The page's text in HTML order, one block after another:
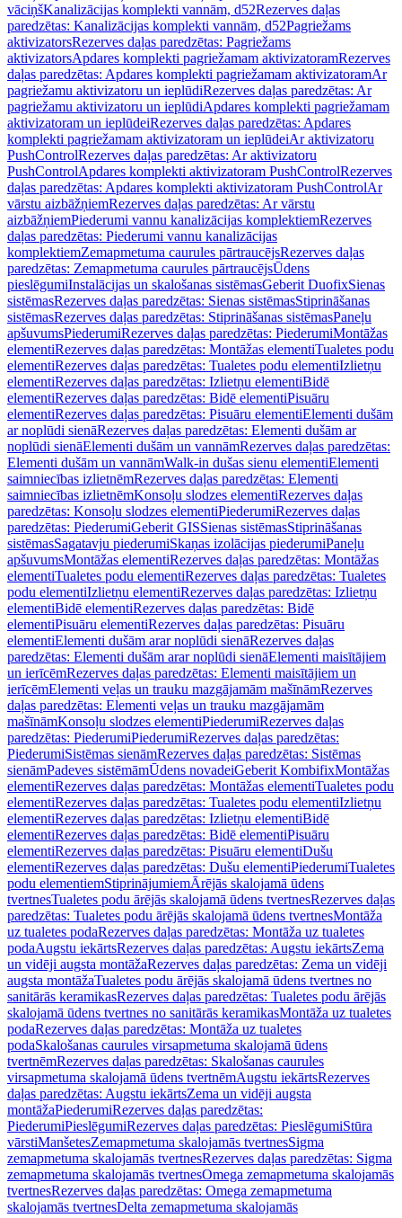
vāciņšKanalizācijas komplekti vannām, d52Rezerves daļas
paredzētas: Kanalizācijas komplekti vannām, d52Pagriežams
aktivizatorsRezerves daļas paredzētas: Pagriežams
aktivizatorsApdares komplekti pagriežamam aktivizatoramRezerves
daļas paredzētas: Apdares komplekti pagriežamam aktivizatoramAr
pagriežamu aktivizatoru un ieplūdiRezerves daļas paredzētas: Ar
pagriežamu aktivizatoru un ieplūdiApdares komplekti pagriežamam
aktivizatoram un ieplūdeiRezerves daļas paredzētas: Apdares
komplekti pagriežamam aktivizatoram un ieplūdeiAr aktivizatoru
PushControlRezerves daļas paredzētas: Ar aktivizatoru
PushControlApdares komplekti aktivizatoram PushControlRezerves
daļas paredzētas: Apdares komplekti aktivizatoram PushControlAr
vārstu aizbāžņiemRezerves daļas paredzētas: Ar vārstu
aizbāžņiemPiederumi vannu kanalizācijas komplektiemRezerves
daļas paredzētas: Piederumi vannu kanalizācijas
komplektiemZemapmetuma caurules pārtraucējsRezerves daļas
paredzētas: Zemapmetuma caurules pārtraucējsŪdens
pieslēgumiInstalācijas un skalošanas sistēmasGeberit DuofixSienas
sistēmasRezerves daļas paredzētas: Sienas sistēmasStiprināšanas
sistēmasRezerves daļas paredzētas: Stiprināšanas sistēmasPaneļu
apšuvumsPiederumiRezerves daļas paredzētas: PiederumiMontāžas
elementiRezerves daļas paredzētas: Montāžas elementiTualetes podu
elementiRezerves daļas paredzētas: Tualetes podu elementiIzlietņu
elementiRezerves daļas paredzētas: Izlietņu elementiBidē
elementiRezerves daļas paredzētas: Bidē elementiPisuāru
elementiRezerves daļas paredzētas: Pisuāru elementiElementi dušām
ar noplūdi sienāRezerves daļas paredzētas: Elementi dušām ar
noplūdi sienāElementi dušām un vannāmRezerves daļas paredzētas:
Elementi dušām un vannāmWalk-in dušas sienu elementiElementi
saimniecības izlietnēmRezerves daļas paredzētas: Elementi
saimniecības izlietnēmKonsoļu slodzes elementiRezerves daļas
paredzētas: Konsoļu slodzes elementiPiederumiRezerves daļas
paredzētas: PiederumiGeberit GISSienas sistēmasStiprināšanas
sistēmasSagatavju piederumiSkaņas izolācijas piederumiPaneļu
apšuvumsMontāžas elementiRezerves daļas paredzētas: Montāžas
elementiTualetes podu elementiRezerves daļas paredzētas: Tualetes
podu elementiIzlietņu elementiRezerves daļas paredzētas: Izlietņu
elementiBidē elementiRezerves daļas paredzētas: Bidē
elementiPisuāru elementiRezerves daļas paredzētas: Pisuāru
elementiElementi dušām arar noplūdi sienāRezerves daļas
paredzētas: Elementi dušām arar noplūdi sienāElementi maisītājiem
un ierīcēmRezerves daļas paredzētas: Elementi maisītājiem un
ierīcēmElementi veļas un trauku mazgājamām mašīnāmRezerves
daļas paredzētas: Elementi veļas un trauku mazgājamām
mašīnāmKonsoļu slodzes elementiPiederumiRezerves daļas
paredzētas: PiederumiPiederumiRezerves daļas paredzētas:
PiederumiSistēmas sienāmRezerves daļas paredzētas: Sistēmas
sienāmPadeves sistēmāmŪdens novadeiGeberit KombifixMontāžas
elementiRezerves daļas paredzētas: Montāžas elementiTualetes podu
elementiRezerves daļas paredzētas: Tualetes podu elementiIzlietņu
elementiRezerves daļas paredzētas: Izlietņu elementiBidē
elementiRezerves daļas paredzētas: Bidē elementiPisuāru
elementiRezerves daļas paredzētas: Pisuāru elementiDušu
elementiRezerves daļas paredzētas: Dušu elementiPiederumiTualetes
podu elementiemStiprinājumiemĀrējās skalojamā ūdens
tvertnesTualetes podu ārējās skalojamā ūdens tvertnesRezerves daļas
paredzētas: Tualetes podu ārējās skalojamā ūdens tvertnesMontāža
uz tualetes podaRezerves daļas paredzētas: Montāža uz tualetes
podaAugstu iekārtsRezerves daļas paredzētas: Augstu iekārtsZema
un vidēji augsta montāžaRezerves daļas paredzētas: Zema un vidēji
augsta montāžaTualetes podu ārējās skalojamā ūdens tvertnes no
sanitārās keramikasRezerves daļas paredzētas: Tualetes podu ārējās
skalojamā ūdens tvertnes no sanitārās keramikasMontāža uz tualetes
podaRezerves daļas paredzētas: Montāža uz tualetes
podaSkalošanas caurules virsapmetuma skalojamā ūdens
tvertnēmRezerves daļas paredzētas: Skalošanas caurules
virsapmetuma skalojamā ūdens tvertnēmAugstu iekārtsRezerves
daļas paredzētas: Augstu iekārtsZema un vidēji augsta
montāžaPiederumiRezerves daļas paredzētas:
PiederumiPieslēgumiRezerves daļas paredzētas: PieslēgumiStūra
vārstiManšetesZemapmetuma skalojamās tvertnesSigma
zemapmetuma skalojamās tvertnesRezerves daļas paredzētas: Sigma
zemapmetuma skalojamās tvertnesOmega zemapmetuma skalojamās
tvertnesRezerves daļas paredzētas: Omega zemapmetuma
skalojamās tvertnesDelta zemapmetuma skalojamās